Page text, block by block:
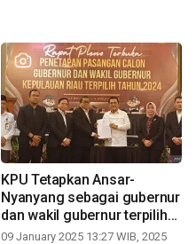
KPU Tetapkan Ansar-
Nyanyang sebagai gubernur
dan wakil gubernur terpilih
periode 2025-2030
09 January 2025 13:27 WIB, 2025